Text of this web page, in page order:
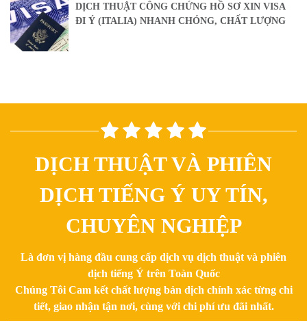
DỊCH THUẬT CÔNG CHỨNG HỒ SƠ XIN VISA
ĐI Ý (ITALIA) NHANH CHÓNG, CHẤT LƯỢNG
DỊCH THUẬT VÀ PHIÊN
DỊCH TIẾNG Ý UY TÍN,
CHUYÊN NGHIỆP
Là đơn vị hàng đầu cung cấp dịch vụ dịch thuật và phiên
dịch tiếng Ý trên Toàn Quốc
Chúng Tôi Cam kết chất lượng bản dịch chính xác từng chi
tiết, giao nhận tận nơi, cùng với chi phí ưu đãi nhất.